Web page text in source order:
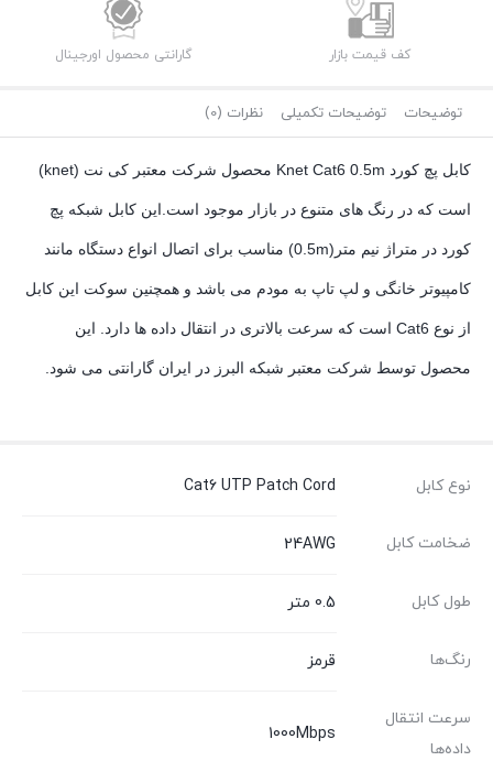
کف قیمت بازار گارانتی محصول اورجینال
توضیحات توضیحات تکمیلی نظرات (0)
کابل پچ کورد Knet Cat6 0.5m محصول شرکت معتبر کی نت (knet)
است که در رنگ های متنوع در بازار موجود است.این کابل شبکه پچ
کورد در متراژ نیم متر(0.5m) مناسب برای اتصال انواع دستگاه مانند
کامپیوتر خانگی و لپ تاپ به مودم می باشد و همچنین سوکت این کابل
از نوع Cat6 است که سرعت بالاتری در انتقال داده ها دارد. این
محصول توسط شرکت معتبر شبکه البرز در ایران گارانتی می شود.
نوع کابل Cat6 UTP Patch Cord
ضخامت کابل 24AWG
طول کابل 0.5 متر
رنگ‌ها قرمز
سرعت انتقال
داده‌ها
1000Mbps